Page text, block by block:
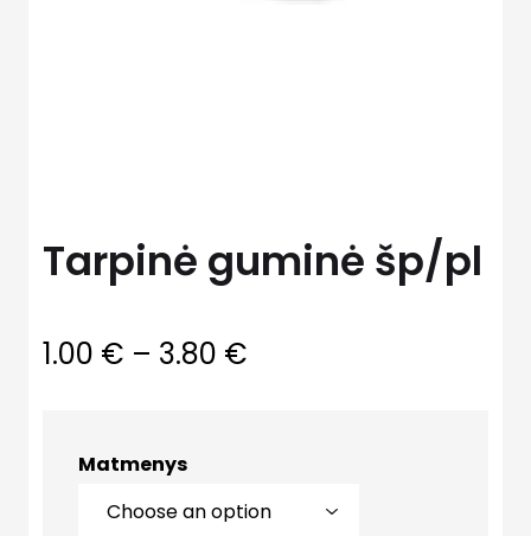
Tarpinė guminė šp/pl
1.00 € – 3.80 €
Matmenys